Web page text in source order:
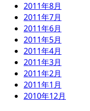
2011年8月
2011年7月
2011年6月
2011年5月
2011年4月
2011年3月
2011年2月
2011年1月
2010年12月